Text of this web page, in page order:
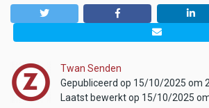
Twan Senden
Gepubliceerd op 15/10/2025 om
Laatst bewerkt op 15/10/2025